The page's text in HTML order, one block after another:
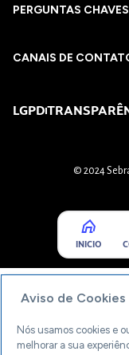
PERGUNTAS CHAVES​
CANAIS DE
LGPD
© 2024
INICIO
Aviso de Cookies
Nós usamos cookies e
melhorar a sua